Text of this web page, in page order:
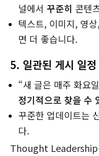
널에서 꾸준히 콘텐
텍스트, 이미지, 영
면 더 좋습니다.
5. 일관된 게시 일정
“새 글은 매주 화요
정기적으로 찾을 수
꾸준한 업데이트는
다.
Thought Leadership